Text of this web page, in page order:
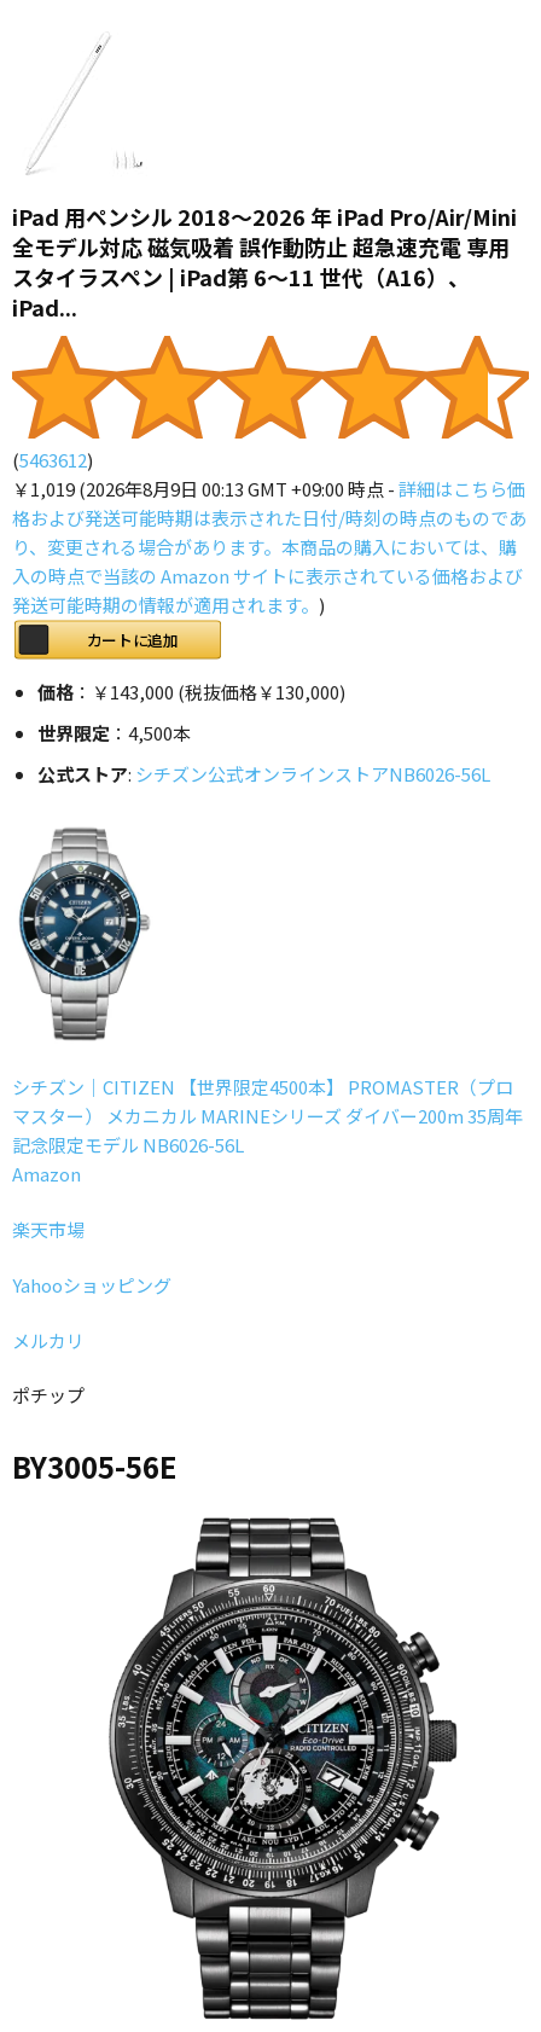
iPad 用ペンシル 2018～2026 年 iPad Pro/Air/Mini
全モデル対応 磁気吸着 誤作動防止 超急速充電 専用
スタイラスペン | iPad第 6～11 世代（A16）、
iPad...
(5463612)
￥1,019(2026年8月9日 00:13 GMT +09:00 時点 -詳細はこちら価
格および発送可能時期は表示された日付/時刻の時点のものであ
り、変更される場合があります。本商品の購入においては、購
入の時点で当該の Amazon サイトに表示されている価格および
発送可能時期の情報が適用されます。 )
カートに追加
価格 ：￥143,000 (税抜価格￥130,000)
世界限定 ：4,500本
公式ストア: シチズン公式オンラインストアNB6026-56L
シチズン｜CITIZEN 【世界限定4500本】 PROMASTER（プロ
マスター） メカニカル MARINEシリーズ ダイバー200m 35周年
記念限定モデル NB6026-56L
Amazon
楽天市場
Yahooショッピング
メルカリ
ポチップ
BY3005-56E